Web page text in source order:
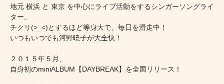
地元 横浜 と 東京 を中心にライブ活動をするシンガーソングライ
ター。
チクリ(>_<)とするほど等身大で、毎日を滑走中！
いつもいつでも河野暁子が大全快！
２０１５年５月、
自身初のminiALBUM【DAYBREAK】を全国リリース！